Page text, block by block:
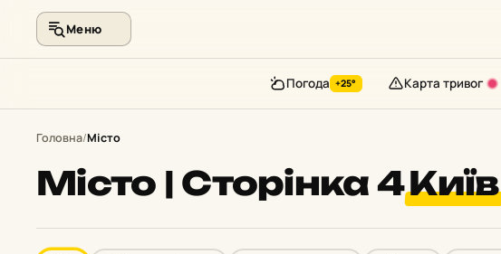
Меню
Погода +25° Карта тривог
Головна/Місто
Місто | Сторінка 4Київ